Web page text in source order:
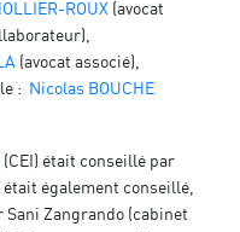
ROUX (avocat
(avocat associé),
:
Nicolas BOUCHE
(CEI) était conseillé par
était également conseillé,
Zangrando (cabinet